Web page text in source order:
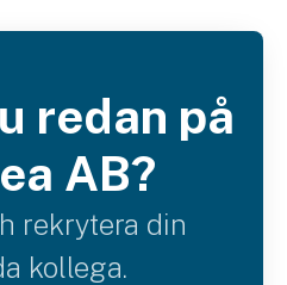
redan på
AB?
rekrytera din
kollega.